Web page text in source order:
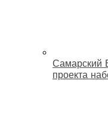
Самарский
проекта